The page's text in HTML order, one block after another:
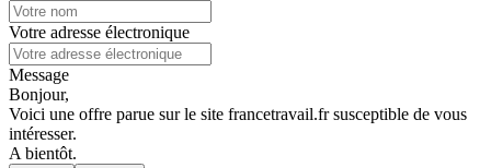
Votre adresse électronique
Message
Bonjour,
Voici une offre parue sur le site francetravail.fr susceptible de vous
intéresser.
A bientôt.